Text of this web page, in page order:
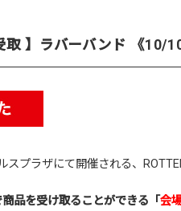
取 】ラバーバンド 《10/
プラザにて開催される、
品を受け取ることができる「会